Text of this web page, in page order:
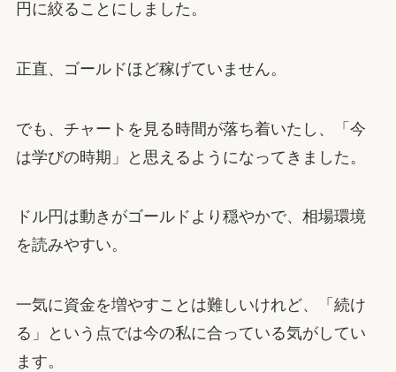
円に絞ることにしました。
正直、ゴールドほど稼げていません。
でも、チャートを見る時間が落ち着いたし、「今
は学びの時期」と思えるようになってきました。
ドル円は動きがゴールドより穏やかで、相場環境
を読みやすい。
一気に資金を増やすことは難しいけれど、「続け
る」という点では今の私に合っている気がしてい
ます。